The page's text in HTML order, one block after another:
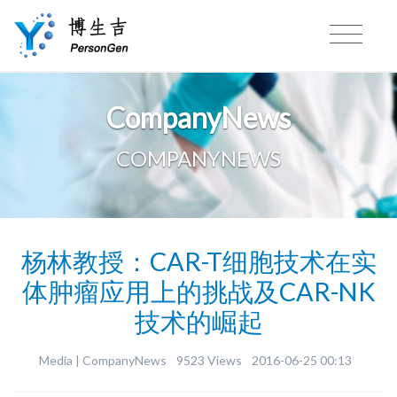
CompanyNews
COMPANYNEWS
杨林教授：CAR-T细胞技术在实
体肿瘤应用上的挑战及CAR-NK
技术的崛起
Media | CompanyNews 9523 Views 2016-06-25 00:13